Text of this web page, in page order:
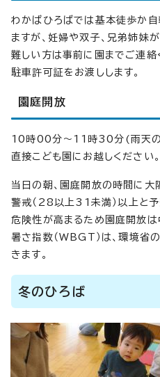
わかばひろばでは基本徒歩か
ますが、妊婦や双子、兄弟姉妹
難しい方は事前に園までご連絡
駐車許可証をお渡しします。
園庭開放
10時00分～11時30分(雨天の
直接こども園にお越しください。
当日の朝、園庭開放の時間に大
警戒（28以上31未満）以上と
危険性が高まるため園庭開放は
暑さ指数（WBGT）は、環境省
きます。
冬のひろば